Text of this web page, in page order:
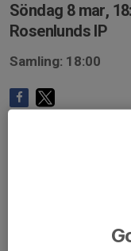
Söndag 8 mar,
Rosenlunds IP
Samling: 18:00